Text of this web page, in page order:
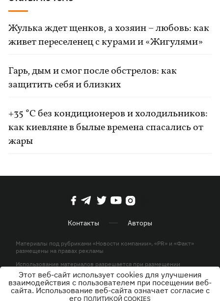
Жулька ждет щенков, а хозяин – любовь: как
живет переселенец с курами и «Жигулями»
Гарь, дым и смог после обстрелов: как
защитить себя и близких
+35 °C без кондиционеров и холодильников:
как киевляне в былые времена спасались от
жары
Контакты Авторы
Материалы под рубриками «Новости компании», «PR» и «Факт»
размещены на правах рекламы
Использование материалов разрешается при размещении
активной гиперссылки на KP.UA в первом абзаце.
© ООО «ЮЛАВ МЕДИА»,2026. Все права защищены.
Этот веб-сайт использует cookies для улучшения
взаимодействия с пользователем при посещении веб-
сайта. Использование веб-сайта означает согласие с
его ПОЛИТИКОЙ COOKIES